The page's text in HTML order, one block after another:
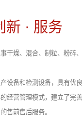
新 · 服务
干燥、混合、制粒、粉碎
设备和检测设备，具有优
经营管理模式，建立了完
售前售后服务。